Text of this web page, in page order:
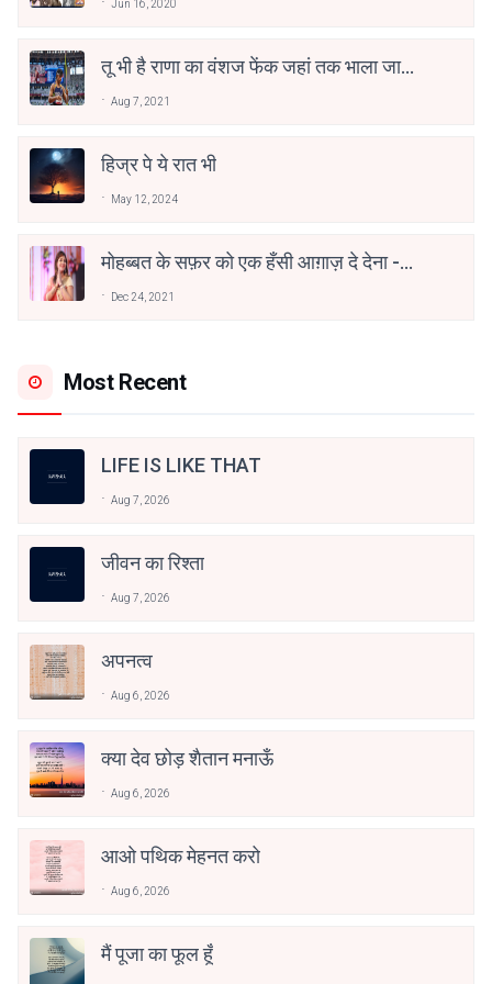
Jun 16, 2020
तू भी है राणा का वंशज फेंक जहां तक भाला जाए:
Aug 7, 2021
हिज्र पे ये रात भी
May 12, 2024
मोहब्बत के सफ़र को एक हँसी आग़ाज़ दे देना -
Dec 24, 2021
Most Recent
LIFE IS LIKE THAT
Aug 7, 2026
जीवन का रिश्ता
Aug 7, 2026
अपनत्व
Aug 6, 2026
क्या देव छोड़ शैतान मनाऊँ
Aug 6, 2026
आओ पथिक मेहनत करो
Aug 6, 2026
मैं पूजा का फूल हूँ